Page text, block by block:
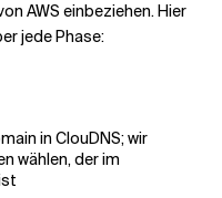
AWS einbeziehen. Hier
jede Phase:
in ClouDNS; wir
wählen, der im